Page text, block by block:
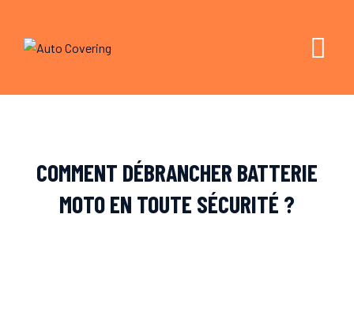
content
COMMENT DÉBRANCHER BATTERIE
MOTO EN TOUTE SÉCURITÉ ?